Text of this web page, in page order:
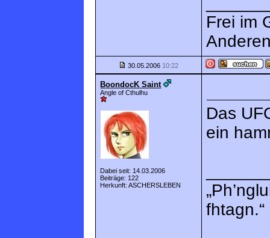
Frei im
30.05.2006 10:22
BoondocK Saint
Angle of Cthulhu
Dabei seit: 14.03.2006
Beiträge: 122
Herkunft: ASCHERSLEBEN
Das
ein
fhtagn.“